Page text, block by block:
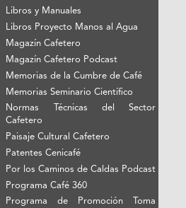
Libros y Manuales
Libros Proyecto Manos al Agua
Magazín Cafetero
Magazín Cafetero Podcast
Memorias de la Cumbre de Café
Memorias Seminario Científico
Normas Técnicas del Sector
Cafetero
Paisaje Cultural Cafetero
Patentes Cenicafé
Por los Caminos de Caldas Podcast
Programa Café 360
Programa de Promoción Toma